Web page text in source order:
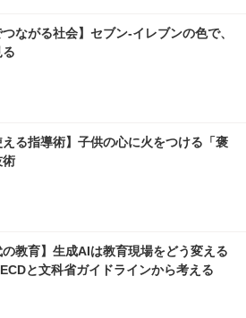
つながる社会】セブン‐イレブンの色で、
る
える指導術】子供の心に火をつける「褒
術
の教育】生成AIは教育現場をどう変える
と文科省ガイドラインから考える